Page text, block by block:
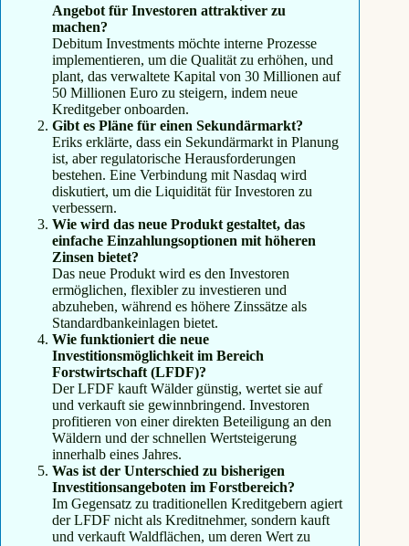
Angebot für Investoren attraktiver zu
machen?
Debitum Investments möchte interne Prozesse
implementieren, um die Qualität zu erhöhen, und
plant, das verwaltete Kapital von 30 Millionen auf
50 Millionen Euro zu steigern, indem neue
Kreditgeber onboarden.
Gibt es Pläne für einen Sekundärmarkt?
Eriks erklärte, dass ein Sekundärmarkt in Planung
ist, aber regulatorische Herausforderungen
bestehen. Eine Verbindung mit Nasdaq wird
diskutiert, um die Liquidität für Investoren zu
verbessern.
Wie wird das neue Produkt gestaltet, das
einfache Einzahlungsoptionen mit höheren
Zinsen bietet?
Das neue Produkt wird es den Investoren
ermöglichen, flexibler zu investieren und
abzuheben, während es höhere Zinssätze als
Standardbankeinlagen bietet.
Wie funktioniert die neue
Investitionsmöglichkeit im Bereich
Forstwirtschaft (LFDF)?
Der LFDF kauft Wälder günstig, wertet sie auf
und verkauft sie gewinnbringend. Investoren
profitieren von einer direkten Beteiligung an den
Wäldern und der schnellen Wertsteigerung
innerhalb eines Jahres.
Was ist der Unterschied zu bisherigen
Investitionsangeboten im Forstbereich?
Im Gegensatz zu traditionellen Kreditgebern agiert
der LFDF nicht als Kreditnehmer, sondern kauft
und verkauft Waldflächen, um deren Wert zu